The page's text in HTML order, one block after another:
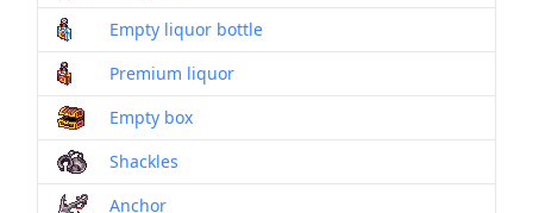
Empty liquor bottle
Premium liquor
Empty box
Shackles
Anchor